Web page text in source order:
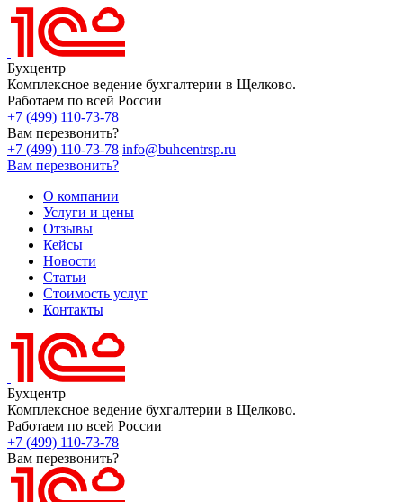
Бухцентр
Комплексное ведение бухгалтерии в Щелково.
Работаем по всей России
+7 (499) 110-73-78
Вам перезвонить?
+7 (499) 110-73-78 info@buhcentrsp.ru
Вам перезвонить?
О компании
Услуги и цены
Отзывы
Кейсы
Новости
Статьи
Стоимость услуг
Контакты
Бухцентр
Комплексное ведение бухгалтерии в Щелково.
Работаем по всей России
+7 (499) 110-73-78
Вам перезвонить?